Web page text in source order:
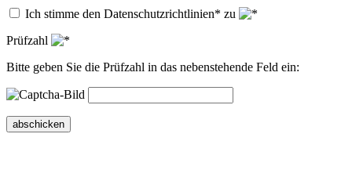
Ich stimme den Datenschutzrichtlinien* zu
Prüfzahl
Bitte geben Sie die Prüfzahl in das nebenstehende Feld ein:
abschicken